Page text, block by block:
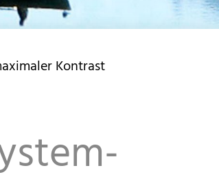
Kontrast